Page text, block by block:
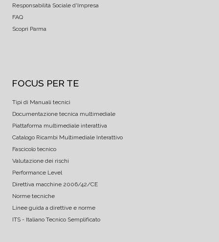
Responsabilità Sociale d'Impresa
FAQ
Scopri Parma
FOCUS PER TE
Tipi di Manuali tecnici
Documentazione tecnica multimediale
Piattaforma multimediale interattiva
Catalogo Ricambi Multimediale Interattivo
Fascicolo tecnico
Valutazione dei rischi
Performance Level
Direttiva macchine 2006/42/CE
Norme tecniche
Linee guida a direttive e norme
ITS - Italiano Tecnico Semplificato